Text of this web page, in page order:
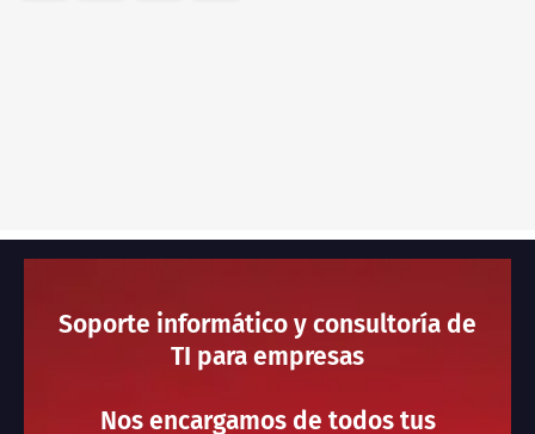
Soporte informático y consultoría de
TI para empresas
Nos encargamos de todos tus